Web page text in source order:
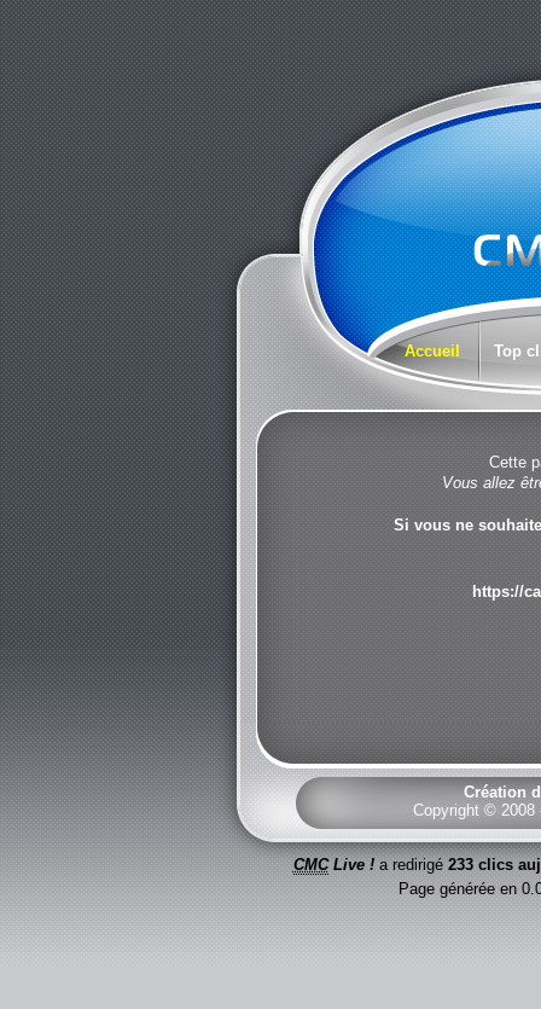
Accueil Top
Cette
Vous allez
Si vous ne
https://
Création
Copyright © 2008
CMCLive !a redirigé233 clics
Page générée en